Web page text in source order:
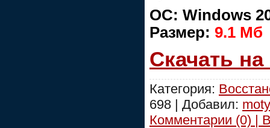
ОС: Windows
Размер: 9.1 Mб
Скачать
Категория:
698 | Добавил:
Комментарии (0) |